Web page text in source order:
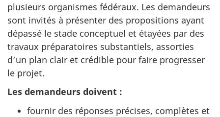
plusieurs organismes fédéraux. Les demandeurs
sont invités à présenter des propositions ayant
dépassé le stade conceptuel et étayées par des
travaux préparatoires substantiels, assorties
d’un plan clair et crédible pour faire progresser
le projet.
Les demandeurs doivent :
fournir des réponses précises, complètes et